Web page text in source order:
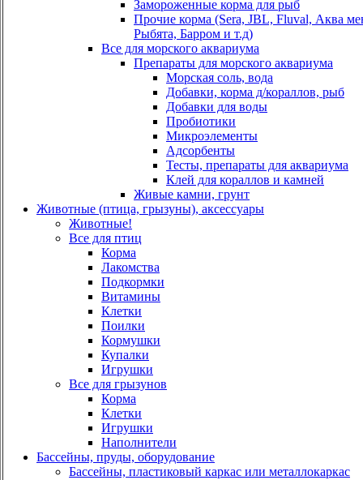
Замороженные корма для рыб
Прочие корма (Sera, JBL, Fluval, Аква
Рыбята, Барром и т.д)
Все для морского аквариума
Препараты для морского аквариума
Морская соль, вода
Добавки, корма д/кораллов, рыб
Добавки для воды
Пробиотики
Микроэлементы
Адсорбенты
Тесты, препараты для аквариума
Клей для кораллов и камней
Живые камни, грунт
Животные (птица, грызуны), аксессуары
Животные!
Все для птиц
Корма
Лакомства
Подкормки
Витамины
Клетки
Поилки
Кормушки
Купалки
Игрушки
Все для грызунов
Корма
Клетки
Игрушки
Наполнители
Бассейны, пруды, оборудование
Бассейны, пластиковый каркас или металлокаркас